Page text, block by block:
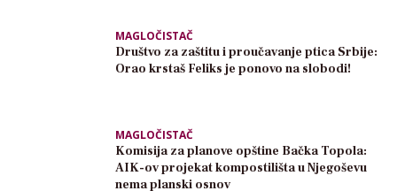
MAGLOČISTAČ
Društvo za zaštitu i proučavanje ptica Srbije:
Orao krstaš Feliks je ponovo na slobodi!
MAGLOČISTAČ
Komisija za planove opštine Bačka Topola:
AIK-ov projekat kompostilišta u Njegoševu
nema planski osnov